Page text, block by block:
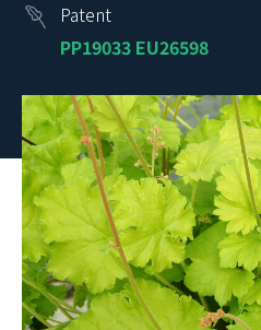
Patent
PP19033 EU26598